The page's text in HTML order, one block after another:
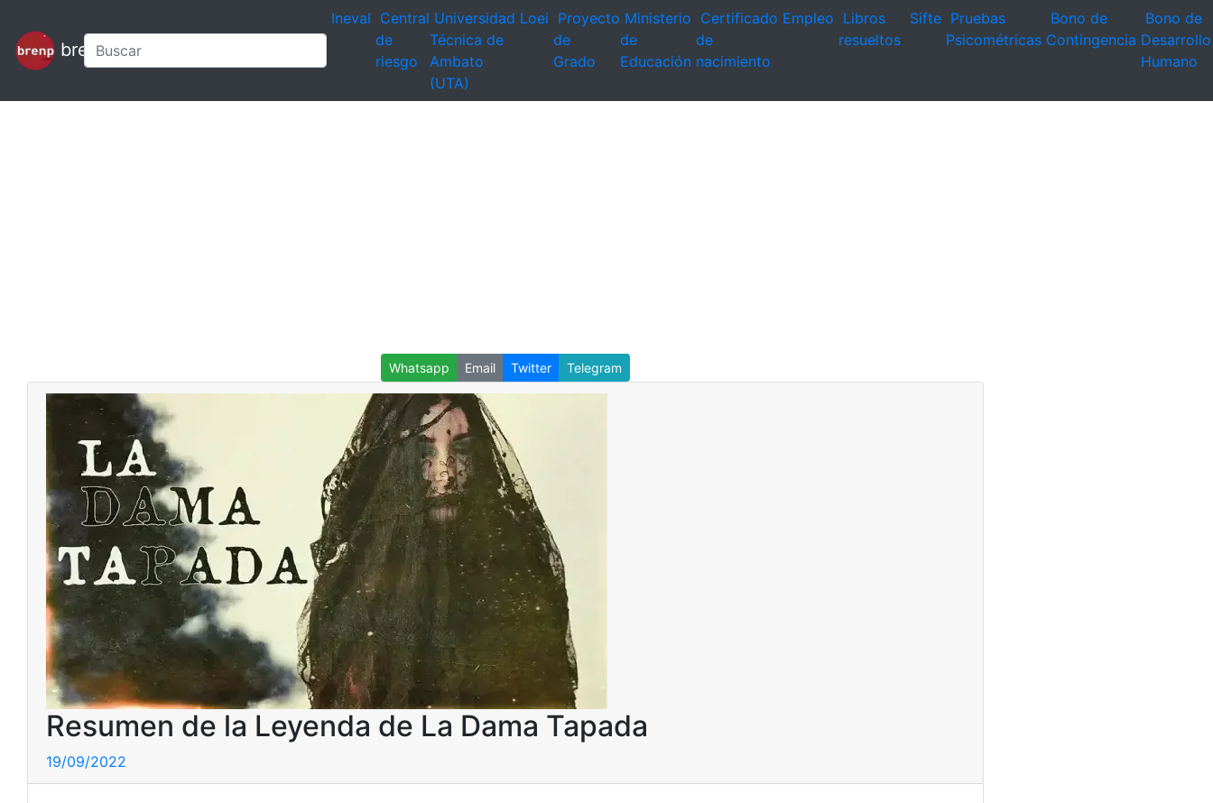
brenp
Ineval Central
de
riesgo
Universidad
Técnica de
Ambato
(UTA)
Loei Proyecto
de
Grado
Ministerio
de
Educación
Certificado
de
nacimiento
Empleo Libros
resueltos
Sifte Pruebas
Psicométricas
Bono de
Contingencia
Bono de
Desarrollo
Humano
Whatsapp Email Twitter Telegram
Resumen de la Leyenda de La Dama Tapada
19/09/2022